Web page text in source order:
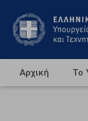
Αρχική Το